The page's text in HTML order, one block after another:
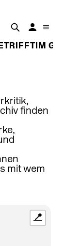
IM
finden
mit wem
📍